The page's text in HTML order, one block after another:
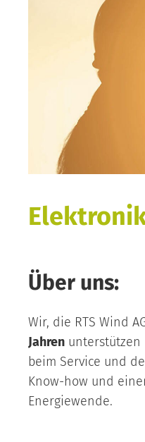
Über uns:
Wir, die RTS Wind
Jahren unterstützen
beim Service und
Know-how und
Energiewende.